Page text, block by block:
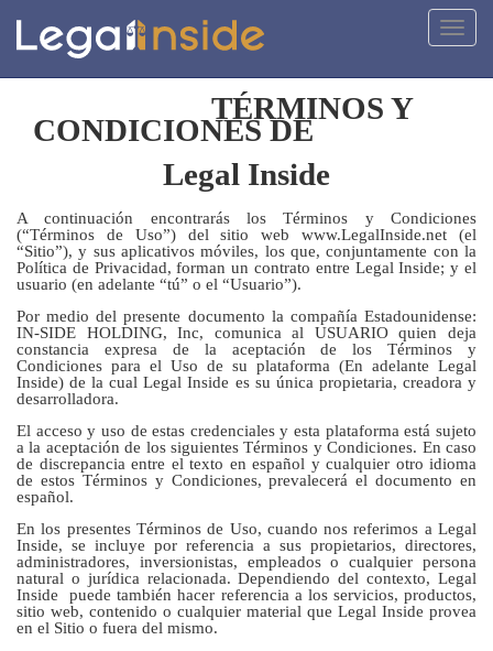
TÉRMINOS Y
CONDICIONES DE
Legal Inside
A continuación encontrarás los Términos y Condiciones
(“Términos de Uso”) del sitio web www.LegalInside.net (el
“Sitio”), y sus aplicativos móviles, los que, conjuntamente con la
Política de Privacidad, forman un contrato entre Legal Inside; y el
usuario (en adelante “tú” o el “Usuario”).
Por medio del presente documento la compañía Estadounidense:
IN-SIDE HOLDING, Inc, comunica al USUARIO quien deja
constancia expresa de la aceptación de los Términos y
Condiciones para el Uso de su plataforma (En adelante Legal
Inside) de la cual Legal Inside es su única propietaria, creadora y
desarrolladora.
El acceso y uso de estas credenciales y esta plataforma está sujeto
a la aceptación de los siguientes Términos y Condiciones. En caso
de discrepancia entre el texto en español y cualquier otro idioma
de estos Términos y Condiciones, prevalecerá el documento en
español.
En los presentes Términos de Uso, cuando nos referimos a Legal
Inside, se incluye por referencia a sus propietarios, directores,
administradores, inversionistas, empleados o cualquier persona
natural o jurídica relacionada. Dependiendo del contexto, Legal
Inside puede también hacer referencia a los servicios, productos,
sitio web, contenido o cualquier material que Legal Inside provea
en el Sitio o fuera del mismo.